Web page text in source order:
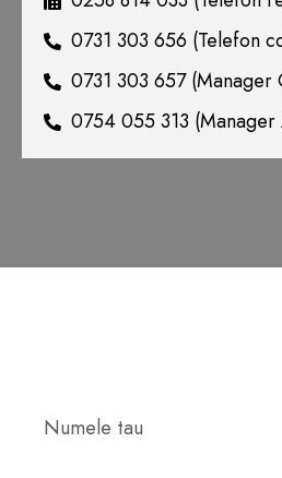
0731 303 656 (Telefon
0731 303 657
0754 055 313
Numele tau